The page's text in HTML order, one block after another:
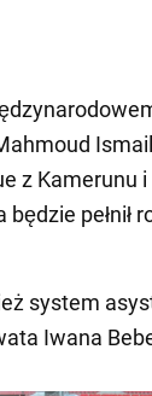
z Kamerunu
pełnił
system
Iwana